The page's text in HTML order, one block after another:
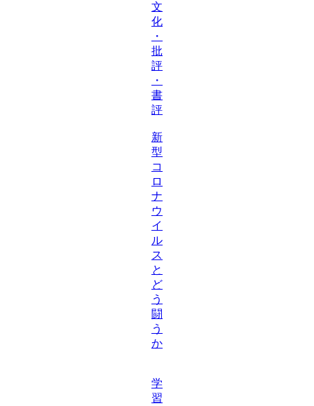
文
化
・
批
評
・
書
評
新
型
コ
ロ
ナ
ウ
イ
ル
ス
と
ど
う
闘
う
か
学
習